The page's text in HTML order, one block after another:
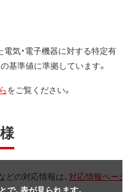
気・電子機器に対する特定有
基準値に準拠しています。
をご覧ください。
、表が見られます。
どの対応情報は、 対応情報ページ